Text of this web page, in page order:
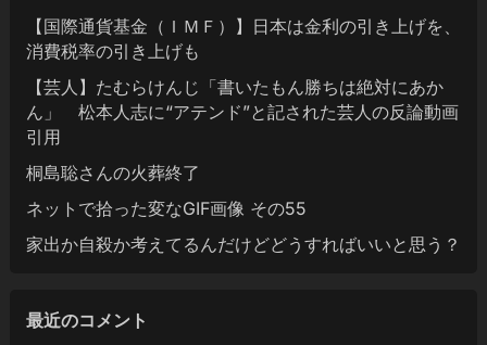
【国際通貨基金（ＩＭＦ）】日本は金利の引き上げを、
消費税率の引き上げも
【芸人】たむらけんじ「書いたもん勝ちは絶対にあか
ん」 松本人志に“アテンド”と記された芸人の反論動画
引用
桐島聡さんの火葬終了
ネットで拾った変なGIF画像 その55
家出か自殺か考えてるんだけどどうすればいいと思う？
最近のコメント